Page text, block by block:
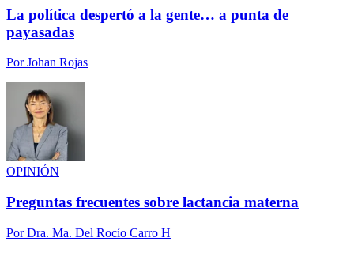
La política despertó a la gente… a punta de
payasadas
PorJohan Rojas
OPINIÓN
Preguntas frecuentes sobre lactancia materna
PorDra. Ma. Del Rocío Carro H